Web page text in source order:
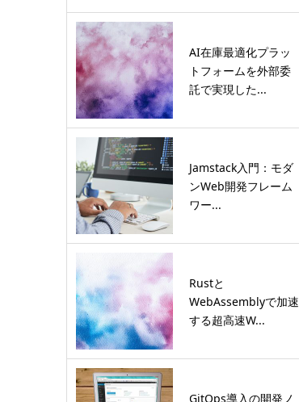
AI在庫最適化プラッ
トフォームを外部委
託で実現した...
Jamstack入門：モダ
ンWeb開発フレーム
ワー...
Rustと
WebAssemblyで加速
する超高速W...
GitOps導入の開発ノ